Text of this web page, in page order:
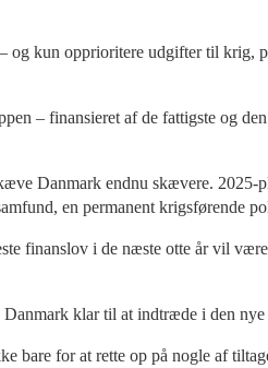
kun opprioritere udgifter til krig,
– finansieret af de fattigste og
Danmark endnu skævere.
en permanent krigsførende
finanslov i de næste otte år vil
klar til at indtræde i den
bare for at rette op på nogle af